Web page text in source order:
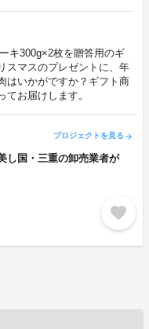
キ300g×2枚を贈答用のギ
スマスのプレゼントに、年
はいかがですか？ギフト商
お届けします。
プロジェクトを見る arrow_forward
し国・三重の卸売業者が
favorite